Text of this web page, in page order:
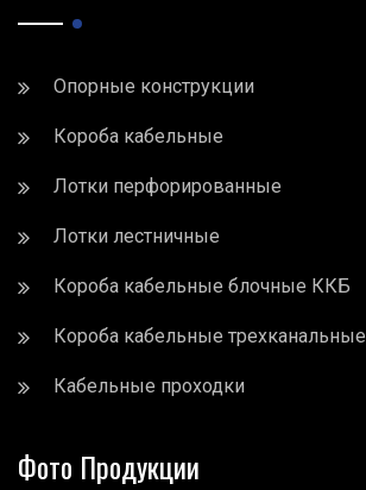
Опорные конструкции
Короба кабельные
Лотки перфорированные
Лотки лестничные
Короба кабельные блочные ККБ
Короба кабельные трехканальные
Кабельные проходки
Фото Продукции